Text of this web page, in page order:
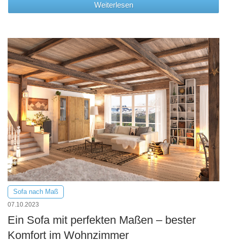
Weiterlesen
Sofa nach Maß
07.10.2023
Ein Sofa mit perfekten Maßen – bester
Komfort im Wohnzimmer